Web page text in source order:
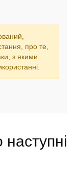
про те,
з якими